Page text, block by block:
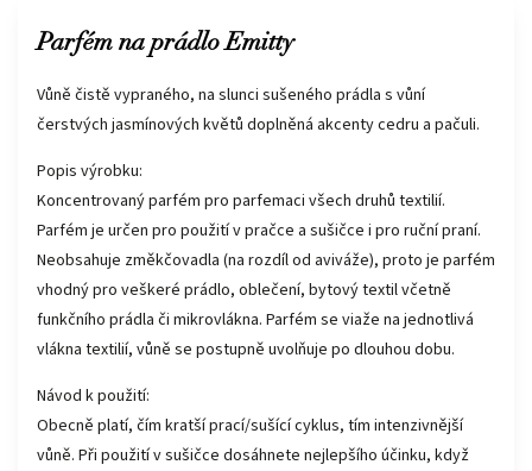
Parfém na prádlo Emitty
Vůně čistě vypraného, na slunci sušeného prádla s vůní
čerstvých jasmínových květů doplněná akcenty cedru a pačuli.
Popis výrobku:
Koncentrovaný parfém pro parfemaci všech druhů textilií.
Parfém je určen pro použití v pračce a sušičce i pro ruční praní.
Neobsahuje změkčovadla (na rozdíl od aviváže), proto je parfém
vhodný pro veškeré prádlo, oblečení, bytový textil včetně
funkčního prádla či mikrovlákna. Parfém se viaže na jednotlivá
vlákna textilií, vůně se postupně uvolňuje po dlouhou dobu.
Návod k použití:
Obecně platí, čím kratší prací/sušící cyklus, tím intenzivnější
vůně. Při použití v sušičce dosáhnete nejlepšího účinku, když